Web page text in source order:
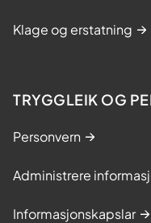
Klage og erstatning
TRYGGLEIK OG
Personvern
Administrere
Informasjonskapslar